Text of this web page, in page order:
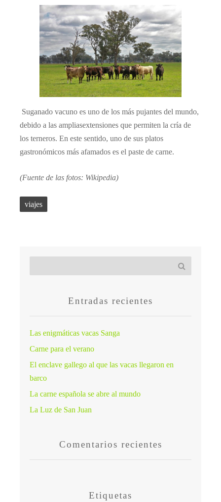
Suganado vacuno es uno de los más pujantes del mundo,
debido a las ampliasextensiones que permiten la cría de
los terneros. En este sentido, uno de sus platos
gastronómicos más afamados es el paste de carne.
(Fuente de las fotos: Wikipedia)
viajes
Entradas recientes
Las enigmáticas vacas Sanga
Carne para el verano
El enclave gallego al que las vacas llegaron en
barco
La carne española se abre al mundo
La Luz de San Juan
Comentarios recientes
Etiquetas